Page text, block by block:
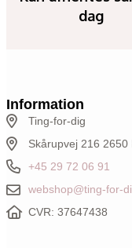
dag
Information
Ting-for-dig
Skårupvej 216 2650
+45 29 72 06 91
webshop@ting-for-
CVR: 37647438